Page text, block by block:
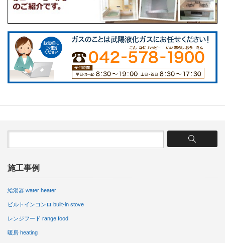
施工事例
給湯器 water heater
ビルトインコンロ built-in stove
レンジフード range food
暖房 heating